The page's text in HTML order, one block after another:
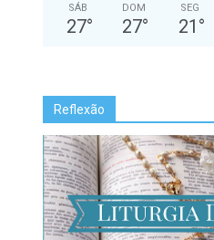
SÁB
27°
DOM
27°
SEG
21 °
Reflexão